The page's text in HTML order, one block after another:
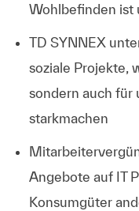
Wohlbefinden ist
TD SYNNEX
soziale Projekte,
sondern auch für
starkmachen
Angebote auf IT
Konsumgüter